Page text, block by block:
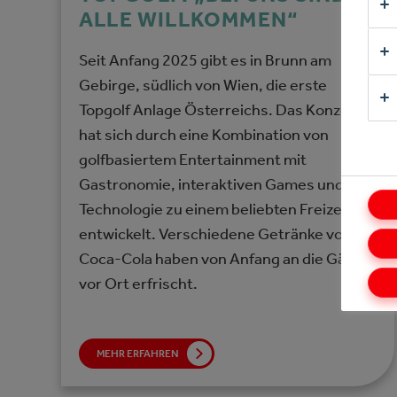
ALLE WILLKOMMEN“
Seit Anfang 2025 gibt es in Brunn am
Gebirge, südlich von Wien, die erste
Topgolf Anlage Österreichs. Das Konzept
hat sich durch eine Kombination von
golfbasiertem Entertainment mit
Gastronomie, interaktiven Games und
Technologie zu einem beliebten Freizeitziel
entwickelt. Verschiedene Getränke von
Coca-Cola haben von Anfang an die Gäste
vor Ort erfrischt.
MEHR ERFAHREN